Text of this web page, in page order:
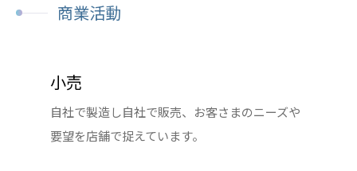
商業活動
小売
自社で製造し自社で販売、お客さまのニーズや
要望を店舗で捉えています。